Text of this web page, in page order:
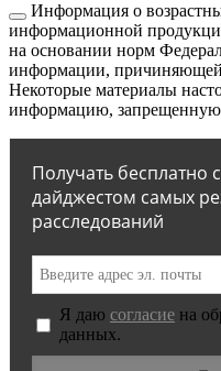
Информация о
информационной
на основании норм
информации, причиняющей
Некоторые материалы
информацию, запрещенную
Получать бесплатно
дайджестом самых
расследований
Я даю согласие на
данных.